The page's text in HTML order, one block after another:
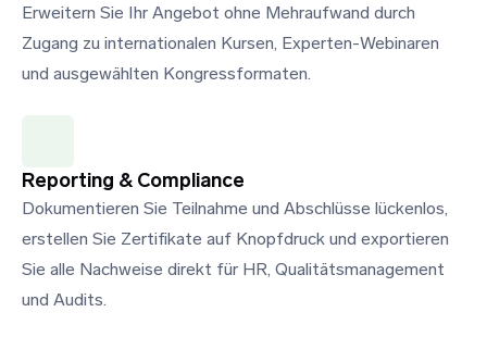
Erweitern Sie Ihr Angebot ohne Mehraufwand durch
Zugang zu internationalen Kursen, Experten-Webinaren
und ausgewählten Kongressformaten.
Reporting & Compliance
Dokumentieren Sie Teilnahme und Abschlüsse lückenlos,
erstellen Sie Zertifikate auf Knopfdruck und exportieren
Sie alle Nachweise direkt für HR, Qualitätsmanagement
und Audits.